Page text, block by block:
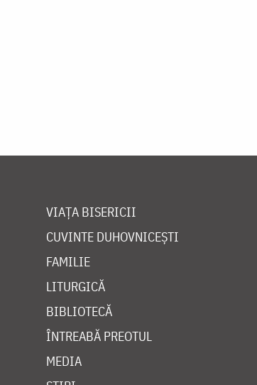
VIAȚA BISERICII
CUVINTE DUHOVNICEȘTI
FAMILIE
LITURGICĂ
BIBLIOTECĂ
ÎNTREABĂ PREOTUL
MEDIA